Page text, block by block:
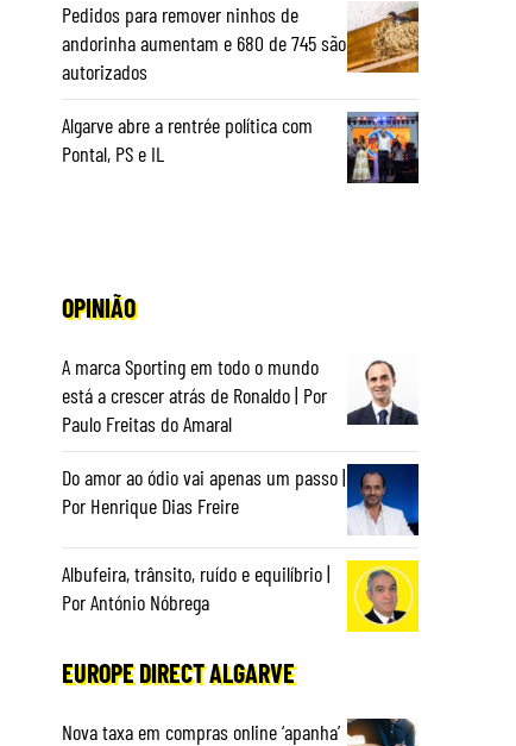
Pedidos para remover ninhos de
andorinha aumentam e 680 de 745 são
autorizados
Algarve abre a rentrée política com
Pontal, PS e IL
OPINIÃO
A marca Sporting em todo o mundo
está a crescer atrás de Ronaldo | Por
Paulo Freitas do Amaral
Do amor ao ódio vai apenas um passo |
Por Henrique Dias Freire
Albufeira, trânsito, ruído e equilíbrio |
Por António Nóbrega
EUROPE DIRECT ALGARVE
Nova taxa em compras online ‘apanha’